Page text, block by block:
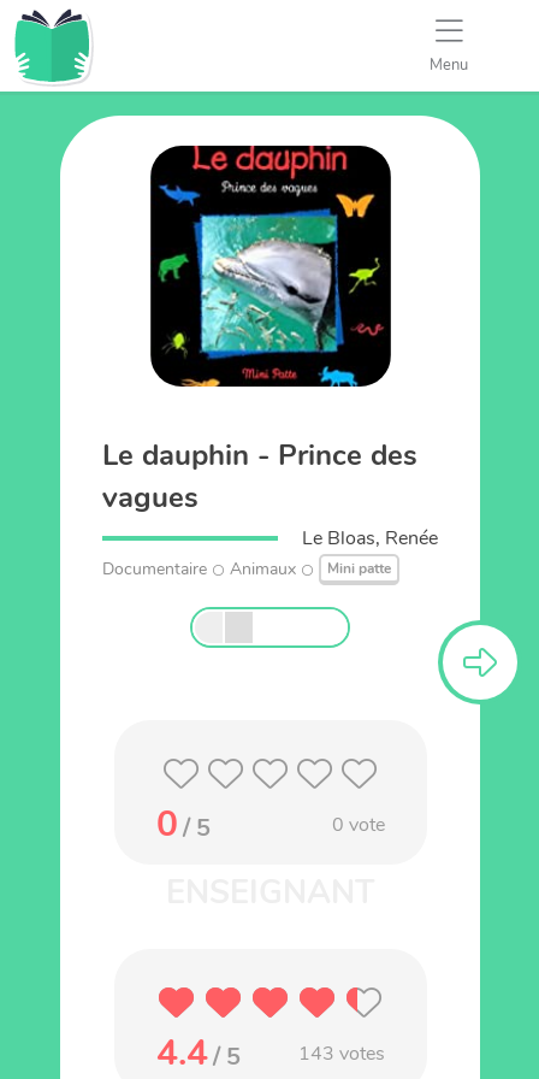
Menu
Le dauphin - Prince des
vagues
Le Bloas, Renée
Documentaire Animaux Mini patte
0/ 5 0 vote
4.4/ 5 143 votes